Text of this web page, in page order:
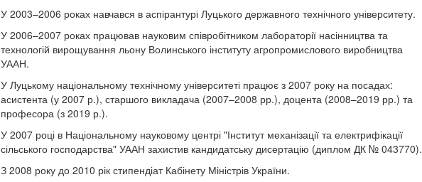
У 2003–2006 роках навчався в аспірантурі Луцького державного технічного університету.
У 2006–2007 роках працював науковим співробітником лабораторії насінництва та
технологій вирощування льону Волинського інституту агропромислового виробництва
УААН.
У Луцькому національному технічному університеті працює з 2007 року на посадах:
асистента (у 2007 р.), старшого викладача (2007–2008 рр.), доцента (2008–2019 рр.) та
професора (з 2019 р.).
У 2007 році в Національному науковому центрі "Інститут механізації та електрифікації
сільського господарства" УААН захистив кандидатську дисертацію (диплом ДК № 043770).
З 2008 року до 2010 рік стипендіат Кабінету Міністрів України.